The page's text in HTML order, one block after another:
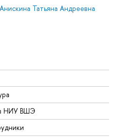
Анискина Татьяна Андреевна
в НИУ ВШЭ